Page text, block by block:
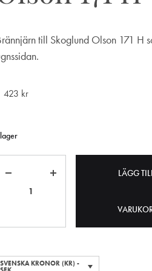
till Skoglund Olson 171 H
423 kr
LÄGG
SVENSKA KRONOR (KR) -